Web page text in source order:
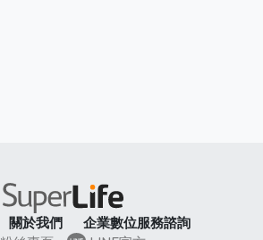
關於我們
企業數位服務諮詢